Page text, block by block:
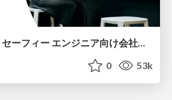
【５分でわかる】セーフィー エンジニア向け会社紹介
0 53k